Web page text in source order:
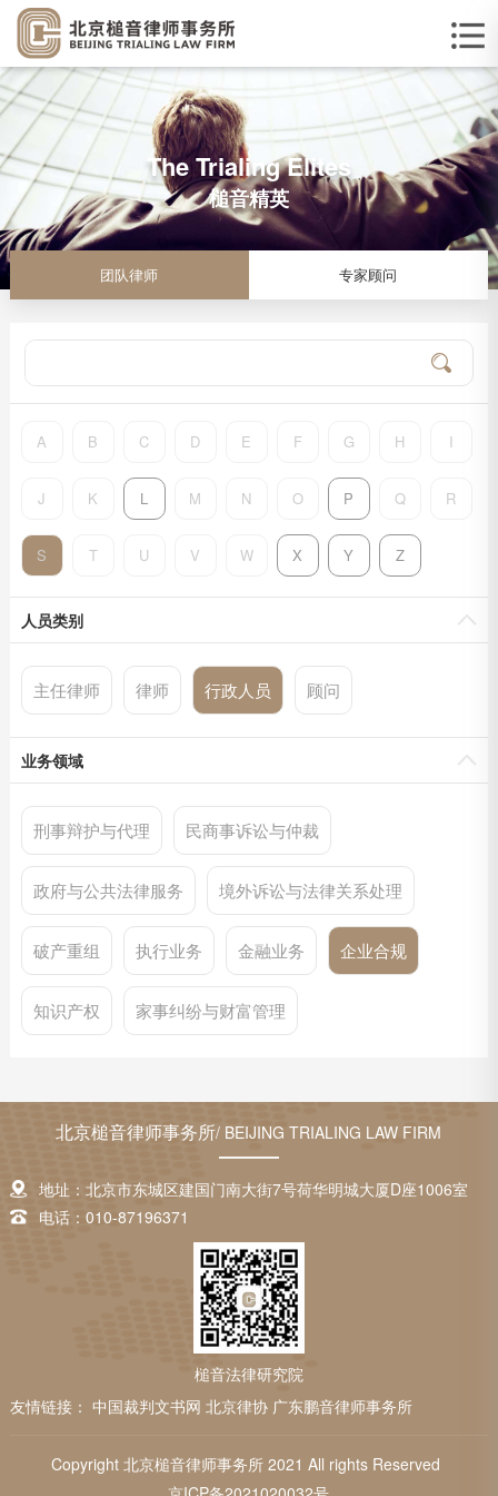
The Trialing Elites
槌音精英
团队律师 专家顾问
A B C D E F G H I
J K L M N O P Q R
S T U V W X Y Z
人员类别
主任律师 律师 行政人员 顾问
业务领域
刑事辩护与代理 民商事诉讼与仲裁
政府与公共法律服务 境外诉讼与法律关系处理
破产重组 执行业务 金融业务 企业合规
知识产权 家事纠纷与财富管理
北京槌音律师事务所/ BEIJING TRIALING LAW FIRM
地址：北京市东城区建国门南大街7号荷华明城大厦D座1006室
电话：010-87196371
槌音法律研究院
友情链接： 中国裁判文书网 北京律协 广东鹏音律师事务所
Copyright 北京槌音律师事务所 2021 All rights Reserved